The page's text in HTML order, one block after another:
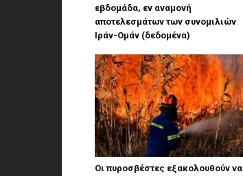
εβδομάδα, εν αναμονή
αποτελεσμάτων των συνομιλιών
Ιράν-Ομάν (δεδομένα)
Οι πυροσβέστες εξακολουθούν να